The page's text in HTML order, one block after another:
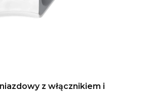
z włącznikiem i